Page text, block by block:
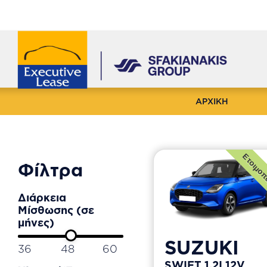
ΑΡΧΙΚΗ
Φίλτρα
Διάρκεια
Μίσθωσης (σε
μήνες)
36 48
60
SUZUKI